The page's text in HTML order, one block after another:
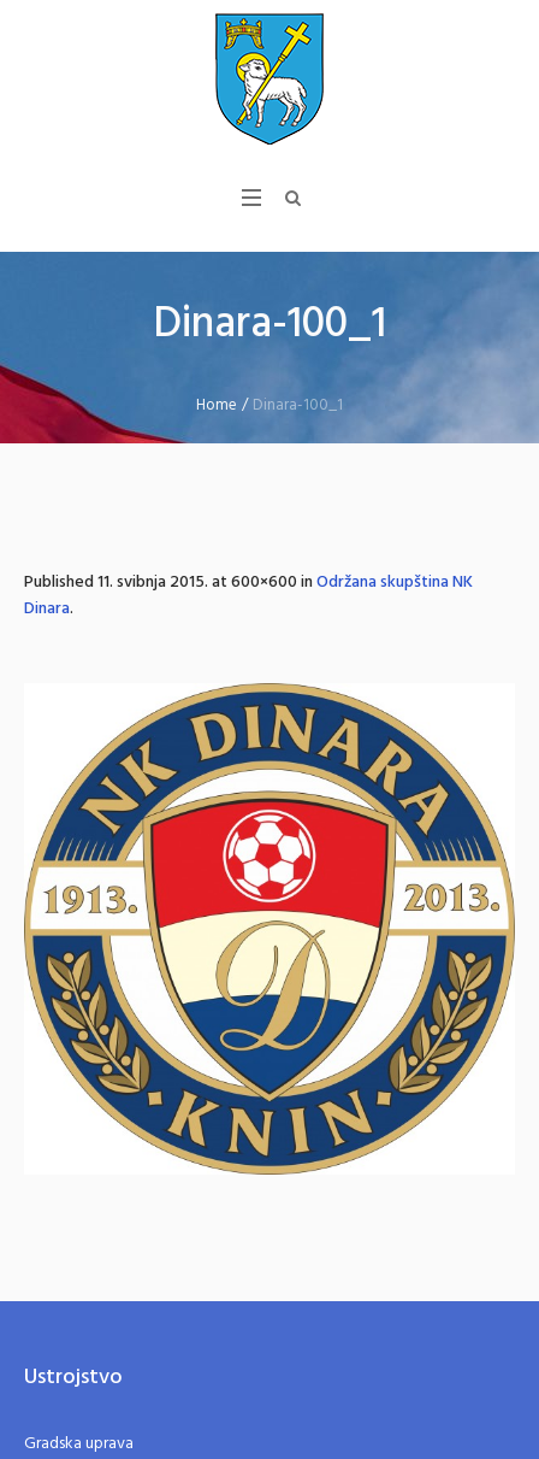
Dinara-100_1
Home /Dinara-100_1
Published11. svibnja 2015.at 600×600 inOdržana skupština NK
Dinara.
Ustrojstvo
Gradska uprava